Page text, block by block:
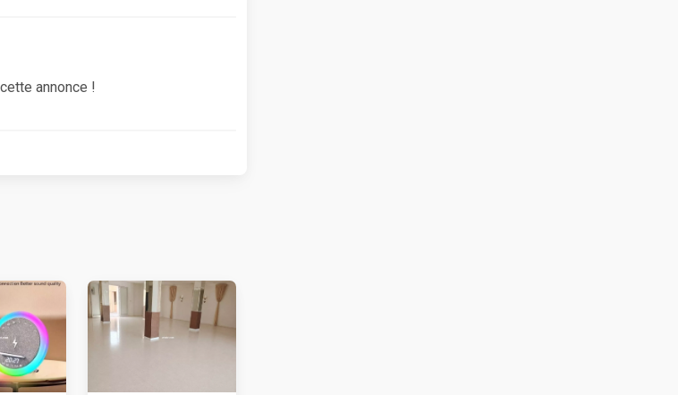
annonce !